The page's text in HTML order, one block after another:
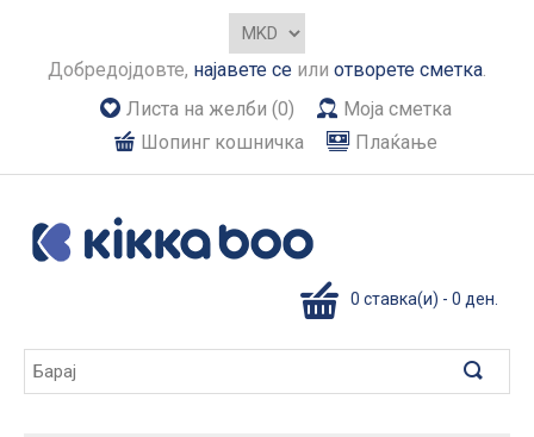
Добредојдовте, најавете се или отворете сметка.
Листа на желби (0)
Моја сметка
Шопинг кошничка
Плаќање
0 ставка(и) - 0 ден.